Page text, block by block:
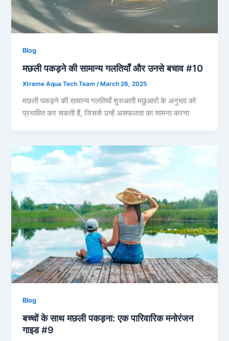
Blog
मछली पकड़ने की सामान्य गलतियाँ और उनसे बचाव #10
Xtreme Aqua Tech Team/ March 26, 2025
मछली पकड़ने की सामान्य गलतियाँ शुरुआती मछुआरों के अनुभव को
प्रभावित कर सकती हैं, जिससे उन्हें असफलता का सामना करना
Blog
बच्चों के साथ मछली पकड़ना: एक पारिवारिक मनोरंजन
गाइड #9